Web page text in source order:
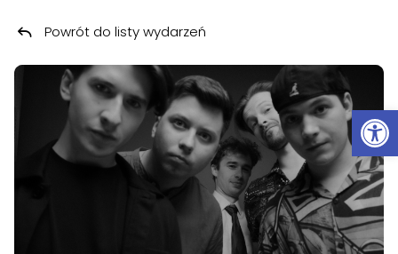
Przeskocz do treści
Powrót do listy wydarzeń